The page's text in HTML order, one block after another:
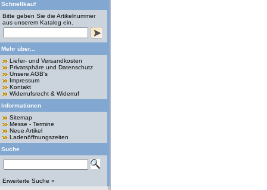
Schnellkauf
Bitte geben Sie die Artikelnummer
aus unserem Katalog ein.
Mehr über...
Liefer- und Versandkosten
Privatsphäre und Datenschutz
Unsere AGB's
Impressum
Kontakt
Widerrufsrecht & Widerruf
Informationen
Sitemap
Messe - Termine
Neue Artikel
Ladenöffnungszeiten
Suche
Erweiterte Suche »